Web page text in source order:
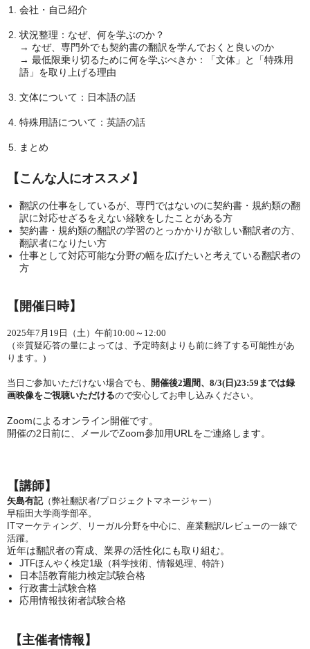
会社・自己紹介
状況整理：なぜ、何を学ぶのか？
→ なぜ、専門外でも契約書の翻訳を学んでおくと良いのか
→ 最低限乗り切るために何を学ぶべきか：「文体」と「特殊用
語」を取り上げる理由
文体について：日本語の話
特殊用語について：英語の話
まとめ
【こんな人にオススメ】
翻訳の仕事をしているが、専門ではないのに契約書・規約類の翻
訳に対応せざるをえない経験をしたことがある方
契約書・規約類の翻訳の学習のとっかかりが欲しい翻訳者の方、
翻訳者になりたい方
仕事として対応可能な分野の幅を広げたいと考えている翻訳者の
方
【開催日時】
2025年7月19日（土）午前10:00～12:00
（※質疑応答の量によっては、予定時刻よりも前に終了する可能性があ
ります。)
当日ご参加いただけない場合でも、
開催後2週間、8/3(日)23:59までは録
画映像をご視聴いただけるので安心してお申し込みください。
Zoomによるオンライン開催です。
開催の2日前に、メールでZoom参加用URLをご連絡します。
【講師】
矢島有記（弊社翻訳者/プロジェクトマネージャー）
早稲田大学商学部卒。
ITマーケティング、リーガル分野を中心に、産業翻訳/レビューの一線で
活躍。
近年は翻訳者の育成、業界の活性化にも取り組む。
JTFほんやく検定1級（科学技術、情報処理、特許）
日本語教育能力検定試験合格
行政書士試験合格
応用情報技術者試験合格
【主催者情報】